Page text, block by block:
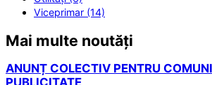
Viceprimar (14)
Mai multe noutăți
ANUNȚ COLECTIV PENTRU